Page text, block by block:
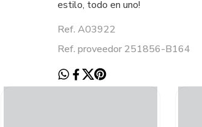
estilo, todo en uno!
Ref. A03922
Ref. proveedor 251856-B164